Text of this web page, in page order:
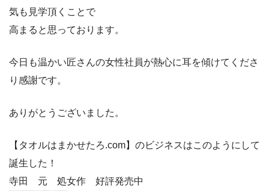
気も見学頂くことで
高まると思っております。
今日も温かい匠さんの女性社員が熱心に耳を傾けてくださ
り感謝です。
ありがとうございました。
【タオルはまかせたろ.com】のビジネスはこのようにして
誕生した！
寺田 元 処女作 好評発売中